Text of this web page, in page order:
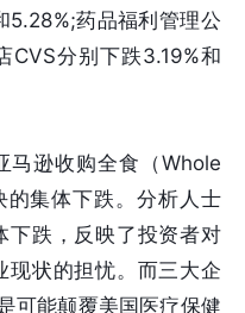
5.28%;药品福利管理公
CVS分别下跌3.19%和
马逊收购全食（Whole
集体下跌。分析人士
下跌，反映了投资者对
现状的担忧。而三大企
可能颠覆美国医疗保健